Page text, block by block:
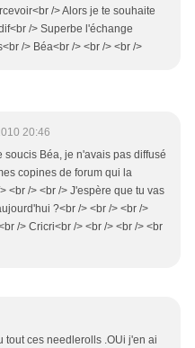
/> Alors je te souhaite
/> Superbe l'échange
/> Béa<br /> <br /> <br />
20:46
soucis Béa, je n'avais pas diffusé
copines de forum qui la
<br /> <br /> J'espère que tu vas
?<br /> <br /> <br />
/> Cricri<br /> <br /> <br /> <br
tout ces needlerolls .OUi j'en ai